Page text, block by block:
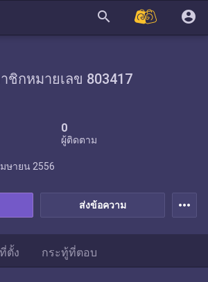
search account_circle
ชิกหมายเลข 803417
0
ผู้ติดตาม
ส่งข้อความ
มษายน 2556
more_horiz
ตั้ง กระทู้ที่ตอบ